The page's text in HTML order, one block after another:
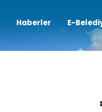
Haberler E-